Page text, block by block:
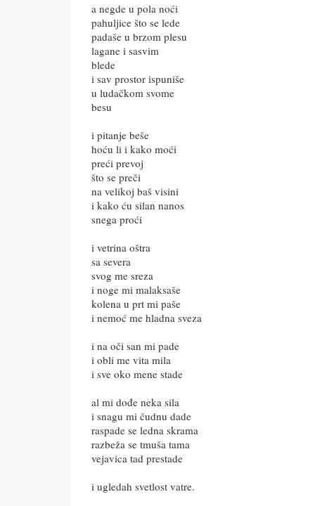
a negde u pola noći
pahuljice što se lede
padaše u brzom plesu
lagane i sasvim
blede
i sav prostor ispuniše
u ludačkom svome
besu
i pitanje beše
hoću li i kako moći
preći prevoj
što se preči
na velikoj baš visini
i kako ću silan nanos
snega proći
i vetrina oštra
sa severa
svog me sreza
i noge mi malaksaše
kolena u prt mi paše
i nemoć me hladna sveza
i na oči san mi pade
i obli me vita mila
i sve oko mene stade
al mi dođe neka sila
i snagu mi čudnu dade
raspade se ledna skrama
razbeža se tmuša tama
vejavica tad prestade
i ugledah svetlost vatre.